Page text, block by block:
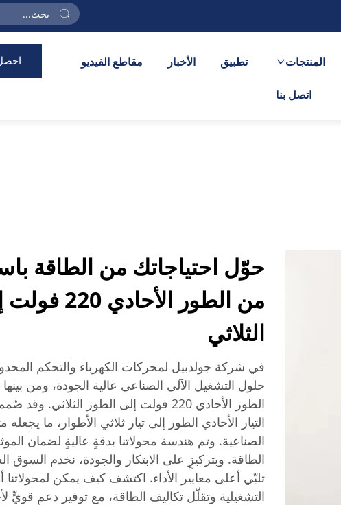
المنتجات تطبيق الأخبار مقاطع الفيديو
اتصل بنا
حوّل احتياجاتك من الطاقة
من الطور
الثلاثي
في شركة جولدبيل لمحركات الكهرباء والتحكم
حلول التشغيل الآلي الصناعي عالية الجودة، ومن
الطور الأحادي 220 فولت إلى الطور
التيار الأحادي الطور إلى تيار ثلاثي الأطوار، ما يجعله
الصناعية. وتم هندسة محولاتنا بدقةٍ عاليةٍ لضمان
الطاقة. وبتركيزٍ على الابتكار والجودة، نخدم
تلبّي أعلى معايير الأداء. اكتشف كيف يمكن لمحولاتنا
التشغيلية وتقلّل تكاليف الطاقة، مع توفير دعمٍ قويٍّ